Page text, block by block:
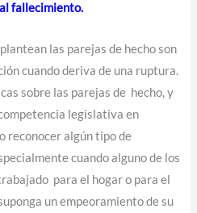
fallecimiento.
las parejas de hecho son
cuando deriva de una ruptura.
sobre las parejas de hecho, y
legislativa en
reconocer algún tipo de
cuando alguno de los
para el hogar o para el
un empeoramiento de su